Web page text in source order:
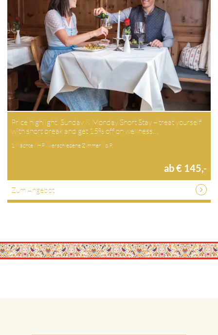
Price highlight: Sunday & Monday Short Stay – treat yourself
with short break and get 15% off on wellness…
1 Nächte / HP / verschiedene Zimmer / p.P.
ab € 145,-
Zum Angebot